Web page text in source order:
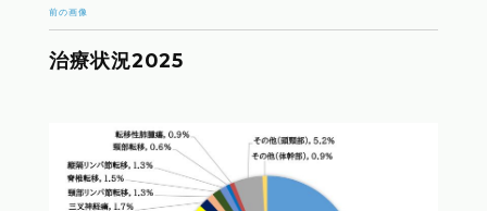
前の画像
治療状況2025